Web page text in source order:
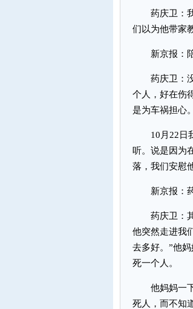
药庆卫：我
们以为他带家
新京报：陪
药庆卫：没
个人，好在伤
是为车祸担心。
10月22日我
听。说是因为
落，我们安慰
新京报：药
药庆卫：其
他突然走进我
去多好。”他
死一个人。
他妈妈一下
死人，而不知